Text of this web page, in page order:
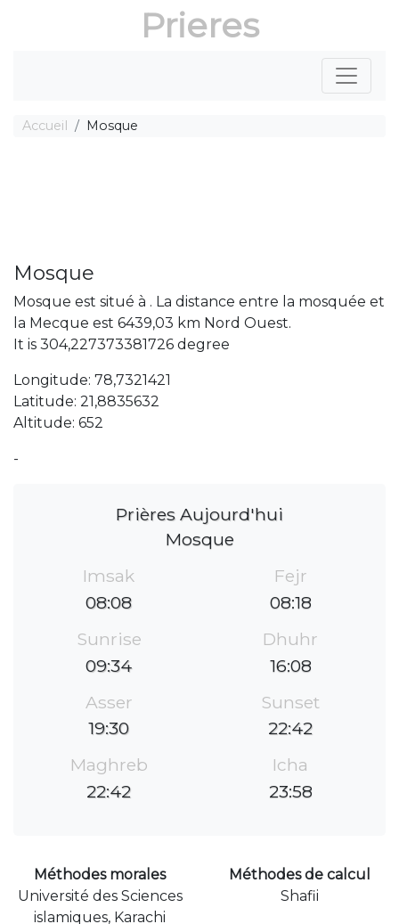
Prieres
Accueil Mosque
Mosque
Mosque est situé à . La distance entre la mosquée et
la Mecque est 6439,03 km Nord Ouest.
It is 304,227373381726 degree
Longitude: 78,7321421
Latitude: 21,8835632
Altitude: 652
-
Prières Aujourd'hui
Mosque
Imsak
08:08
Fejr
08:18
Sunrise
09:34
Dhuhr
16:08
Asser
19:30
Sunset
22:42
Maghreb
22:42
Icha
23:58
Méthodes morales
Université des Sciences
islamiques, Karachi
Méthodes de calcul
Shafii